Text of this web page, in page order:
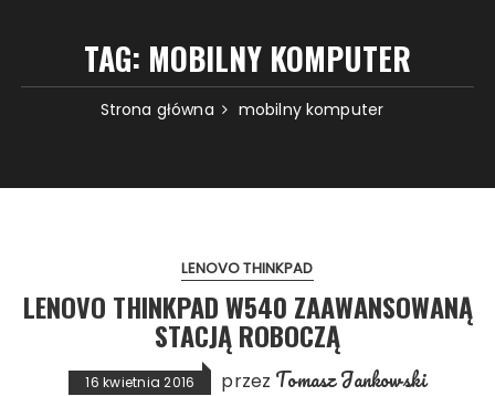
TAG: MOBILNY KOMPUTER
Strona główna mobilny komputer
LENOVO THINKPAD
LENOVO THINKPAD W540 ZAAWANSOWANĄ
STACJĄ ROBOCZĄ
16 kwietnia 2016 przez Tomasz Jankowski